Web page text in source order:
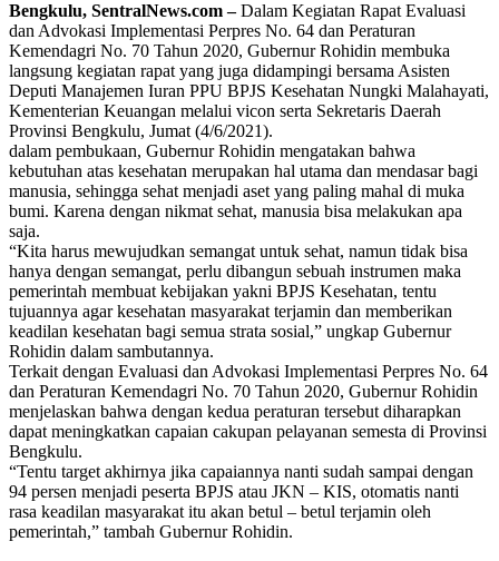
Bengkulu, SentralNews.com –Dalam Kegiatan Rapat Evaluasi
dan Advokasi Implementasi Perpres No. 64 dan Peraturan
Kemendagri No. 70 Tahun 2020, Gubernur Rohidin membuka
langsung kegiatan rapat yang juga didampingi bersama Asisten
Deputi Manajemen Iuran PPU BPJS Kesehatan Nungki Malahayati,
Kementerian Keuangan melalui vicon serta Sekretaris Daerah
Provinsi Bengkulu, Jumat (4/6/2021).
dalam pembukaan, Gubernur Rohidin mengatakan bahwa
kebutuhan atas kesehatan merupakan hal utama dan mendasar bagi
manusia, sehingga sehat menjadi aset yang paling mahal di muka
bumi. Karena dengan nikmat sehat, manusia bisa melakukan apa
saja.
“Kita harus mewujudkan semangat untuk sehat, namun tidak bisa
hanya dengan semangat, perlu dibangun sebuah instrumen maka
pemerintah membuat kebijakan yakni BPJS Kesehatan, tentu
tujuannya agar kesehatan masyarakat terjamin dan memberikan
keadilan kesehatan bagi semua strata sosial,” ungkap Gubernur
Rohidin dalam sambutannya.
Terkait dengan Evaluasi dan Advokasi Implementasi Perpres No. 64
dan Peraturan Kemendagri No. 70 Tahun 2020, Gubernur Rohidin
menjelaskan bahwa dengan kedua peraturan tersebut diharapkan
dapat meningkatkan capaian cakupan pelayanan semesta di Provinsi
Bengkulu.
“Tentu target akhirnya jika capaiannya nanti sudah sampai dengan
94 persen menjadi peserta BPJS atau JKN – KIS, otomatis nanti
rasa keadilan masyarakat itu akan betul – betul terjamin oleh
pemerintah,” tambah Gubernur Rohidin.